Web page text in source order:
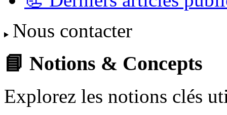
Nous contacter
📘 Notions & Concepts
Explorez les notions clés